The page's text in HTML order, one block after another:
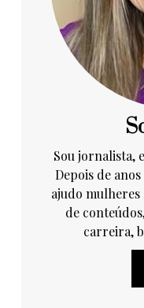
Sou jornalista,
Depois de
ajudo
de
carreira,